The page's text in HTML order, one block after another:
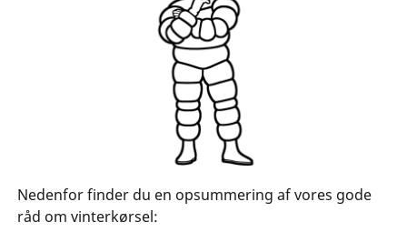
Nedenfor finder du en opsummering af vores gode
råd om vinterkørsel: